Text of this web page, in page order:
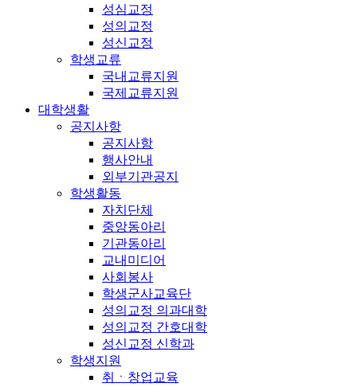
성심교정
성의교정
성신교정
학생교류
국내교류지원
국제교류지원
대학생활
공지사항
공지사항
행사안내
외부기관공지
학생활동
자치단체
중앙동아리
기관동아리
교내미디어
사회봉사
학생군사교육단
성의교정 의과대학
성의교정 간호대학
성신교정 신학과
학생지원
취ㆍ창업교육